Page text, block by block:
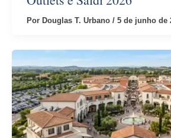
Por Douglas T. Urbano / 5 de junho de